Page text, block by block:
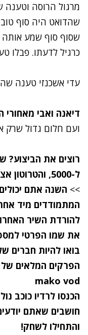
מרגול הרוסה וטענה
שהדואט היה סוף
שסוף סוף שמע
כרגיל לדעתו. פבלו
עדי אשכנזי טענה
דיאנה ואבי מאחורי
ועם חלום גדול שרק
רוצים את הביצוע?
ל-5000, והטרוטון אצלכם.
>> השנה אתם יכולים
המתמודדים מיד
להורדת השיר
את שמו הפרטי למספר
בואו להיות חברים
הפרקים המלאים של
mako vod
הכנסו לרדיו כוכב
חושבים שאתם
והתחילו לשחק!